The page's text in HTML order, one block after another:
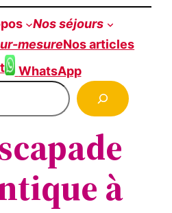
Nos séjours
mesureNos articles
WhatsApp
à